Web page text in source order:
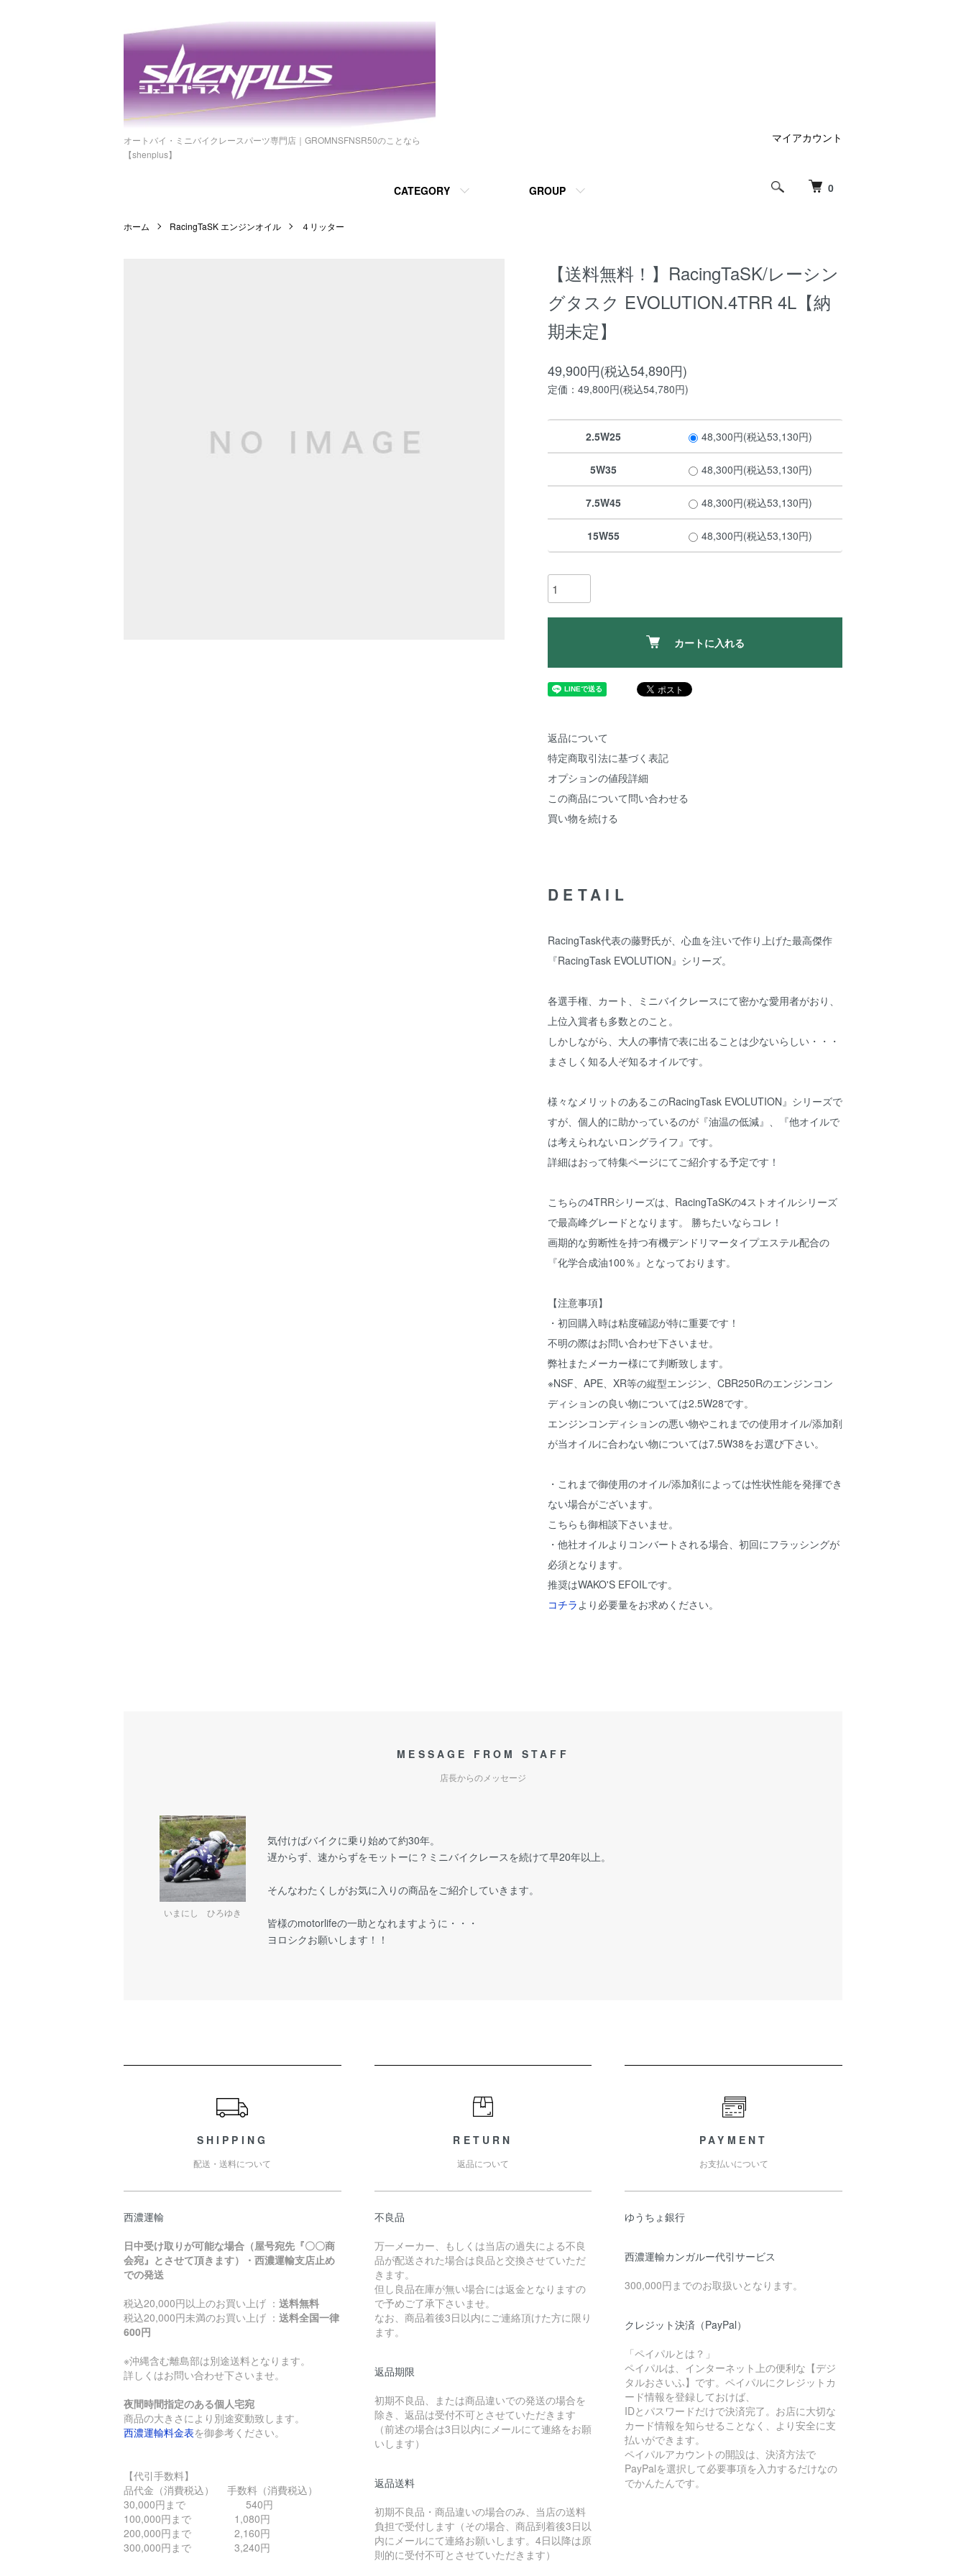
オートバイ・ミニバイクレースパーツ専門店｜GROMNSFNSR50のことなら
【shenplus】
0
CATEGORY GROUP
マイアカウント
ホーム RacingTaSK エンジンオイル ４リッター
【送料無料！】RacingTaSK/レーシン
グタスク EVOLUTION.4TRR 4L【納
期未定】
49,900円(税込54,890円)
定価：49,800円(税込54,780円)
2.5W25 48,300円(税込53,130円)
5W35 48,300円(税込53,130円)
7.5W45 48,300円(税込53,130円)
15W55 48,300円(税込53,130円)
カートに入れる
返品について
特定商取引法に基づく表記
オプションの値段詳細
この商品について問い合わせる
買い物を続ける
DETAIL
RacingTask代表の藤野氏が、心血を注いで作り上げた最高傑作
『RacingTask EVOLUTION』シリーズ。
各選手権、カート、ミニバイクレースにて密かな愛用者がおり、
上位入賞者も多数とのこと。
しかしながら、大人の事情で表に出ることは少ないらしい・・・
まさしく知る人ぞ知るオイルです。
様々なメリットのあるこのRacingTask EVOLUTION』シリーズで
すが、個人的に助かっているのが『油温の低減』、『他オイルで
は考えられないロングライフ』です。
詳細はおって特集ページにてご紹介する予定です！
こちらの4TRRシリーズは、RacingTaSKの4ストオイルシリーズ
で最高峰グレードとなります。 勝ちたいならコレ！
画期的な剪断性を持つ有機デンドリマータイプエステル配合の
『化学合成油100％』となっております。
【注意事項】
・初回購入時は粘度確認が特に重要です！
不明の際はお問い合わせ下さいませ。
弊社またメーカー様にて判断致します。
※NSF、APE、XR等の縦型エンジン、CBR250Rのエンジンコン
ディションの良い物については2.5W28です。
エンジンコンディションの悪い物やこれまでの使用オイル/添加剤
が当オイルに合わない物については7.5W38をお選び下さい。
・これまで御使用のオイル/添加剤によっては性状性能を発揮でき
ない場合がございます。
こちらも御相談下さいませ。
・他社オイルよりコンバートされる場合、初回にフラッシングが
必須となります。
推奨はWAKO'S EFOILです。
コチラより必要量をお求めください。
MESSAGE FROM STAFF
店長からのメッセージ
いまにし ひろゆき
気付けばバイクに乗り始めて約30年。
遅からず、速からずをモットーに？ミニバイクレースを続けて早20年以上。
そんなわたくしがお気に入りの商品をご紹介していきます。
皆様のmotorlifeの一助となれますように・・・
ヨロシクお願いします！！
SHIPPING
配送・送料について
西濃運輸
日中受け取りが可能な場合（屋号宛先『〇〇商
会宛』とさせて頂きます）・西濃運輸支店止め
での発送
税込20,000円以上のお買い上げ ： 送料無料
税込20,000円未満のお買い上げ ： 送料全国一律
600円
※沖縄含む離島部は別途送料となります。
詳しくはお問い合わせ下さいませ。
夜間時間指定のある個人宅宛
商品の大きさにより別途変動致します。
西濃運輸料金表を御参考ください。
【代引手数料】
品代金（消費税込） 手数料（消費税込）
30,000円まで 540円
100,000円まで 1,080円
200,000円まで 2,160円
300,000円まで 3,240円
RETURN
返品について
不良品
万一メーカー、もしくは当店の過失による不良
品が配送された場合は良品と交換させていただ
きます。
但し良品在庫が無い場合には返金となりますの
で予めご了承下さいませ。
なお、商品着後3日以内にご連絡頂けた方に限り
ます。
返品期限
初期不良品、または商品違いでの発送の場合を
除き、返品は受付不可とさせていただきます
（前述の場合は3日以内にメールにて連絡をお願
いします）
返品送料
初期不良品・商品違いの場合のみ、当店の送料
負担で受付します（その場合、商品到着後3日以
内にメールにて連絡お願いします。4日以降は原
則的に受付不可とさせていただきます）
PAYMENT
お支払いについて
ゆうちょ銀行
西濃運輸カンガルー代引サービス
300,000円までのお取扱いとなります。
クレジット決済（PayPal）
「ペイパルとは？」
ペイパルは、インターネット上の便利な【デジ
タルおさいふ】です。ペイパルにクレジットカ
ード情報を登録しておけば、
IDとパスワードだけで決済完了。お店に大切な
カード情報を知らせることなく、より安全に支
払いができます。
ペイパルアカウントの開設は、決済方法で
PayPalを選択して必要事項を入力するだけなの
でかんたんです。